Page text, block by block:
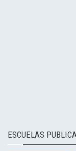
ESCUELAS